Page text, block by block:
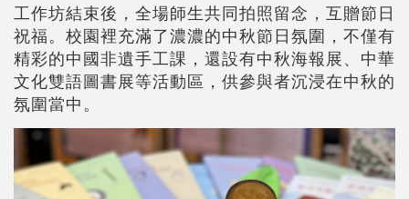
工作坊結束後，全場師生共同拍照留念，互贈節日
祝福。校園裡充滿了濃濃的中秋節日氛圍，不僅有
精彩的中國非遺手工課，還設有中秋海報展、中華
文化雙語圖書展等活動區，供參與者沉浸在中秋的
氛圍當中。